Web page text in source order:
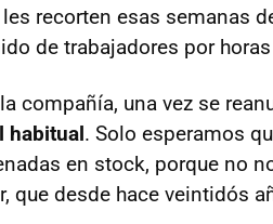
recorten esas semanas
de trabajadores por
compañía, una vez se
habitual. Solo esperamos
en stock, porque no
que desde hace veintidós